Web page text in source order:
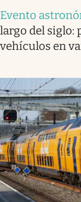
Evento
largo del siglo:
vehículos en